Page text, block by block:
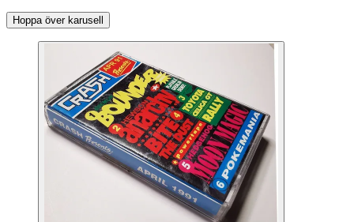
Hoppa över karusell